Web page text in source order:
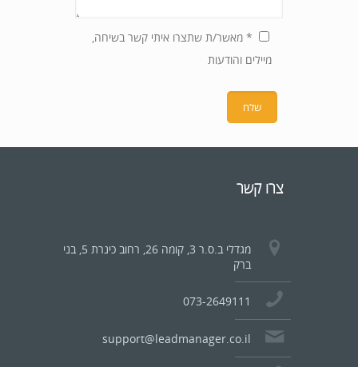
* מאשר/ת שתצרו איתי קשר בשיחה,
מיילים והודעות
צרו קשר
מגדלי ב.ס.ר 3, קומה 26, רחוב כינרת 5, בני
ברק
073-2649111
support@leadmanager.co.il